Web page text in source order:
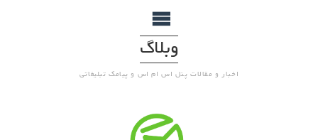
وبلاگ
اخبار و مقالات پنل اس ام اس و پیامک تبلیغاتی